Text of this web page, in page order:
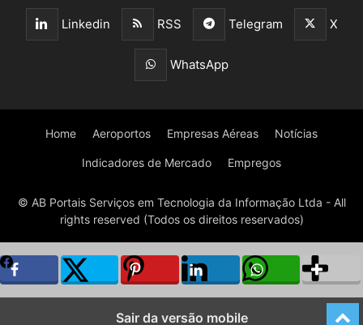
Linkedin RSS Telegram X
WhatsApp
Home Aeroportos Empresas Aéreas Notícias
Indicadores de Mercado Empregos
© AB Portais Serviços em Tecnologia da Informação Ltda - All
rights reserved (Todos os direitos reservados)
Sair da versão mobile